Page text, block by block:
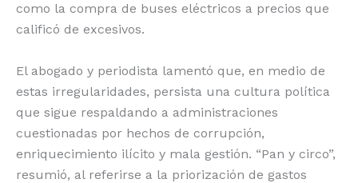
como la compra de buses eléctricos a precios que
calificó de excesivos.
El abogado y periodista lamentó que, en medio de
estas irregularidades, persista una cultura política
que sigue respaldando a administraciones
cuestionadas por hechos de corrupción,
enriquecimiento ilícito y mala gestión. “Pan y circo”,
resumió, al referirse a la priorización de gastos